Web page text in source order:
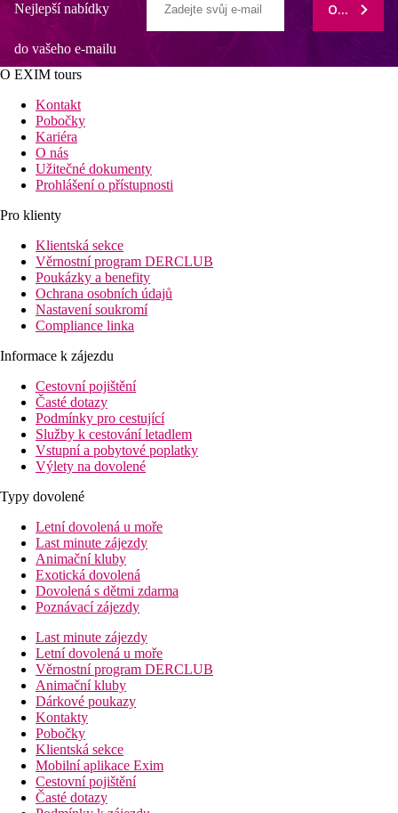
Nejlepší nabídky
do vašeho e-mailu
ODEBÍRAT
O EXIM tours
Kontakt
Pobočky
Kariéra
O nás
Užitečné dokumenty
Prohlášení o přístupnosti
Pro klienty
Klientská sekce
Věrnostní program DERCLUB
Poukázky a benefity
Ochrana osobních údajů
Nastavení soukromí
Compliance linka
Informace k zájezdu
Cestovní pojištění
Časté dotazy
Podmínky pro cestující
Služby k cestování letadlem
Vstupní a pobytové poplatky
Výlety na dovolené
Typy dovolené
Letní dovolená u moře
Last minute zájezdy
Animační kluby
Exotická dovolená
Dovolená s dětmi zdarma
Poznávací zájezdy
Last minute zájezdy
Letní dovolená u moře
Věrnostní program DERCLUB
Animační kluby
Dárkové poukazy
Kontakty
Pobočky
Klientská sekce
Mobilní aplikace Exim
Cestovní pojištění
Časté dotazy